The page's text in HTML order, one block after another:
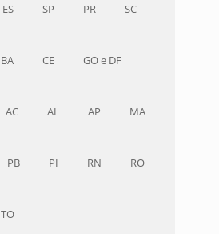
ES SP PR SC
BA CE GO e DF
AC AL AP MA
PB PI RN RO
TO